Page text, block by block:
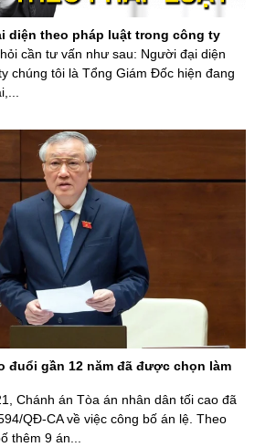
diện theo pháp luật trong công ty
cần tư vấn như sau: Người đại diện
chúng tôi là Tổng Giám Đốc hiện đang
đuổi gần 12 năm đã được chọn làm
Chánh án Tòa án nhân dân tối cao đã
QĐ-CA về việc công bố án lệ. Theo
thêm 9 án...